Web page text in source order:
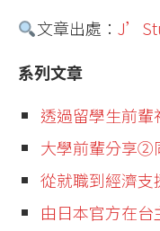
文章出處：
系列文章
透過留學生前
大學前輩分享②
從就職到經濟支
由日本官方在